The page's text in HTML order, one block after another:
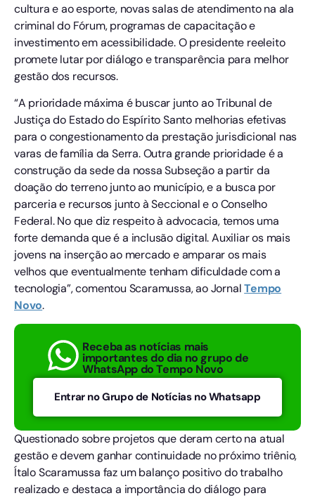
cultura e ao esporte, novas salas de atendimento na ala
criminal do Fórum, programas de capacitação e
investimento em acessibilidade. O presidente reeleito
promete lutar por diálogo e transparência para melhor
gestão dos recursos.
“A prioridade máxima é buscar junto ao Tribunal de
Justiça do Estado do Espírito Santo melhorias efetivas
para o congestionamento da prestação jurisdicional nas
varas de família da Serra. Outra grande prioridade é a
construção da sede da nossa Subseção a partir da
doação do terreno junto ao município, e a busca por
parceria e recursos junto à Seccional e o Conselho
Federal. No que diz respeito à advocacia, temos uma
forte demanda que é a inclusão digital. Auxiliar os mais
jovens na inserção ao mercado e amparar os mais
velhos que eventualmente tenham dificuldade com a
tecnologia”, comentou Scaramussa, ao JornalTempo
Novo.
Receba as notícias mais
importantes do dia no grupo de
WhatsApp do Tempo Novo
Entrar no Grupo de Notícias no Whatsapp
Questionado sobre projetos que deram certo na atual
gestão e devem ganhar continuidade no próximo triênio,
Ítalo Scaramussa faz um balanço positivo do trabalho
realizado e destaca a importância do diálogo para